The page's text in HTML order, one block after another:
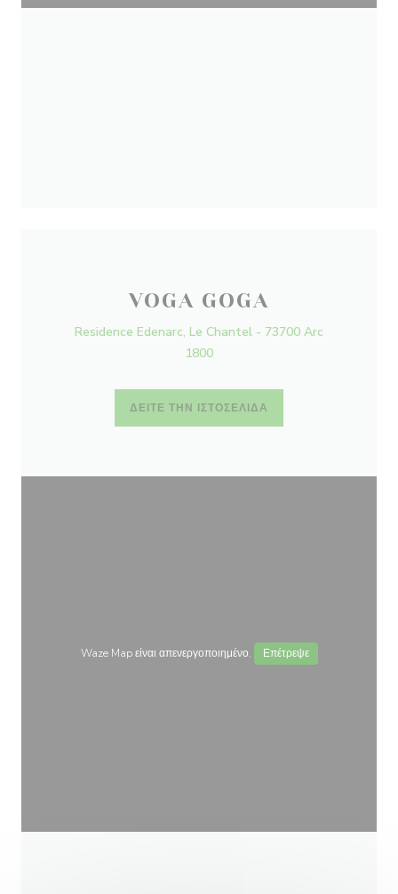
VOGA GOGA
Residence Edenarc, Le Chantel - 73700 Arc
1800
ΔΕΊΤΕ ΤΗΝ ΙΣΤΟΣΕΛΊΔΑ
Waze Map είναι απενεργοποιημένο. Επέτρεψε